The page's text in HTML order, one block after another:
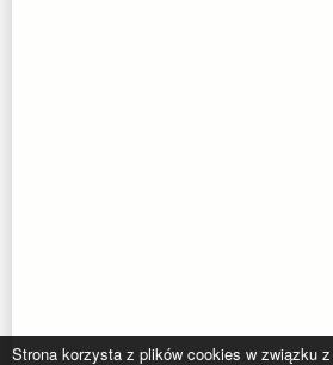
Strona korzysta z plików cookies w związku